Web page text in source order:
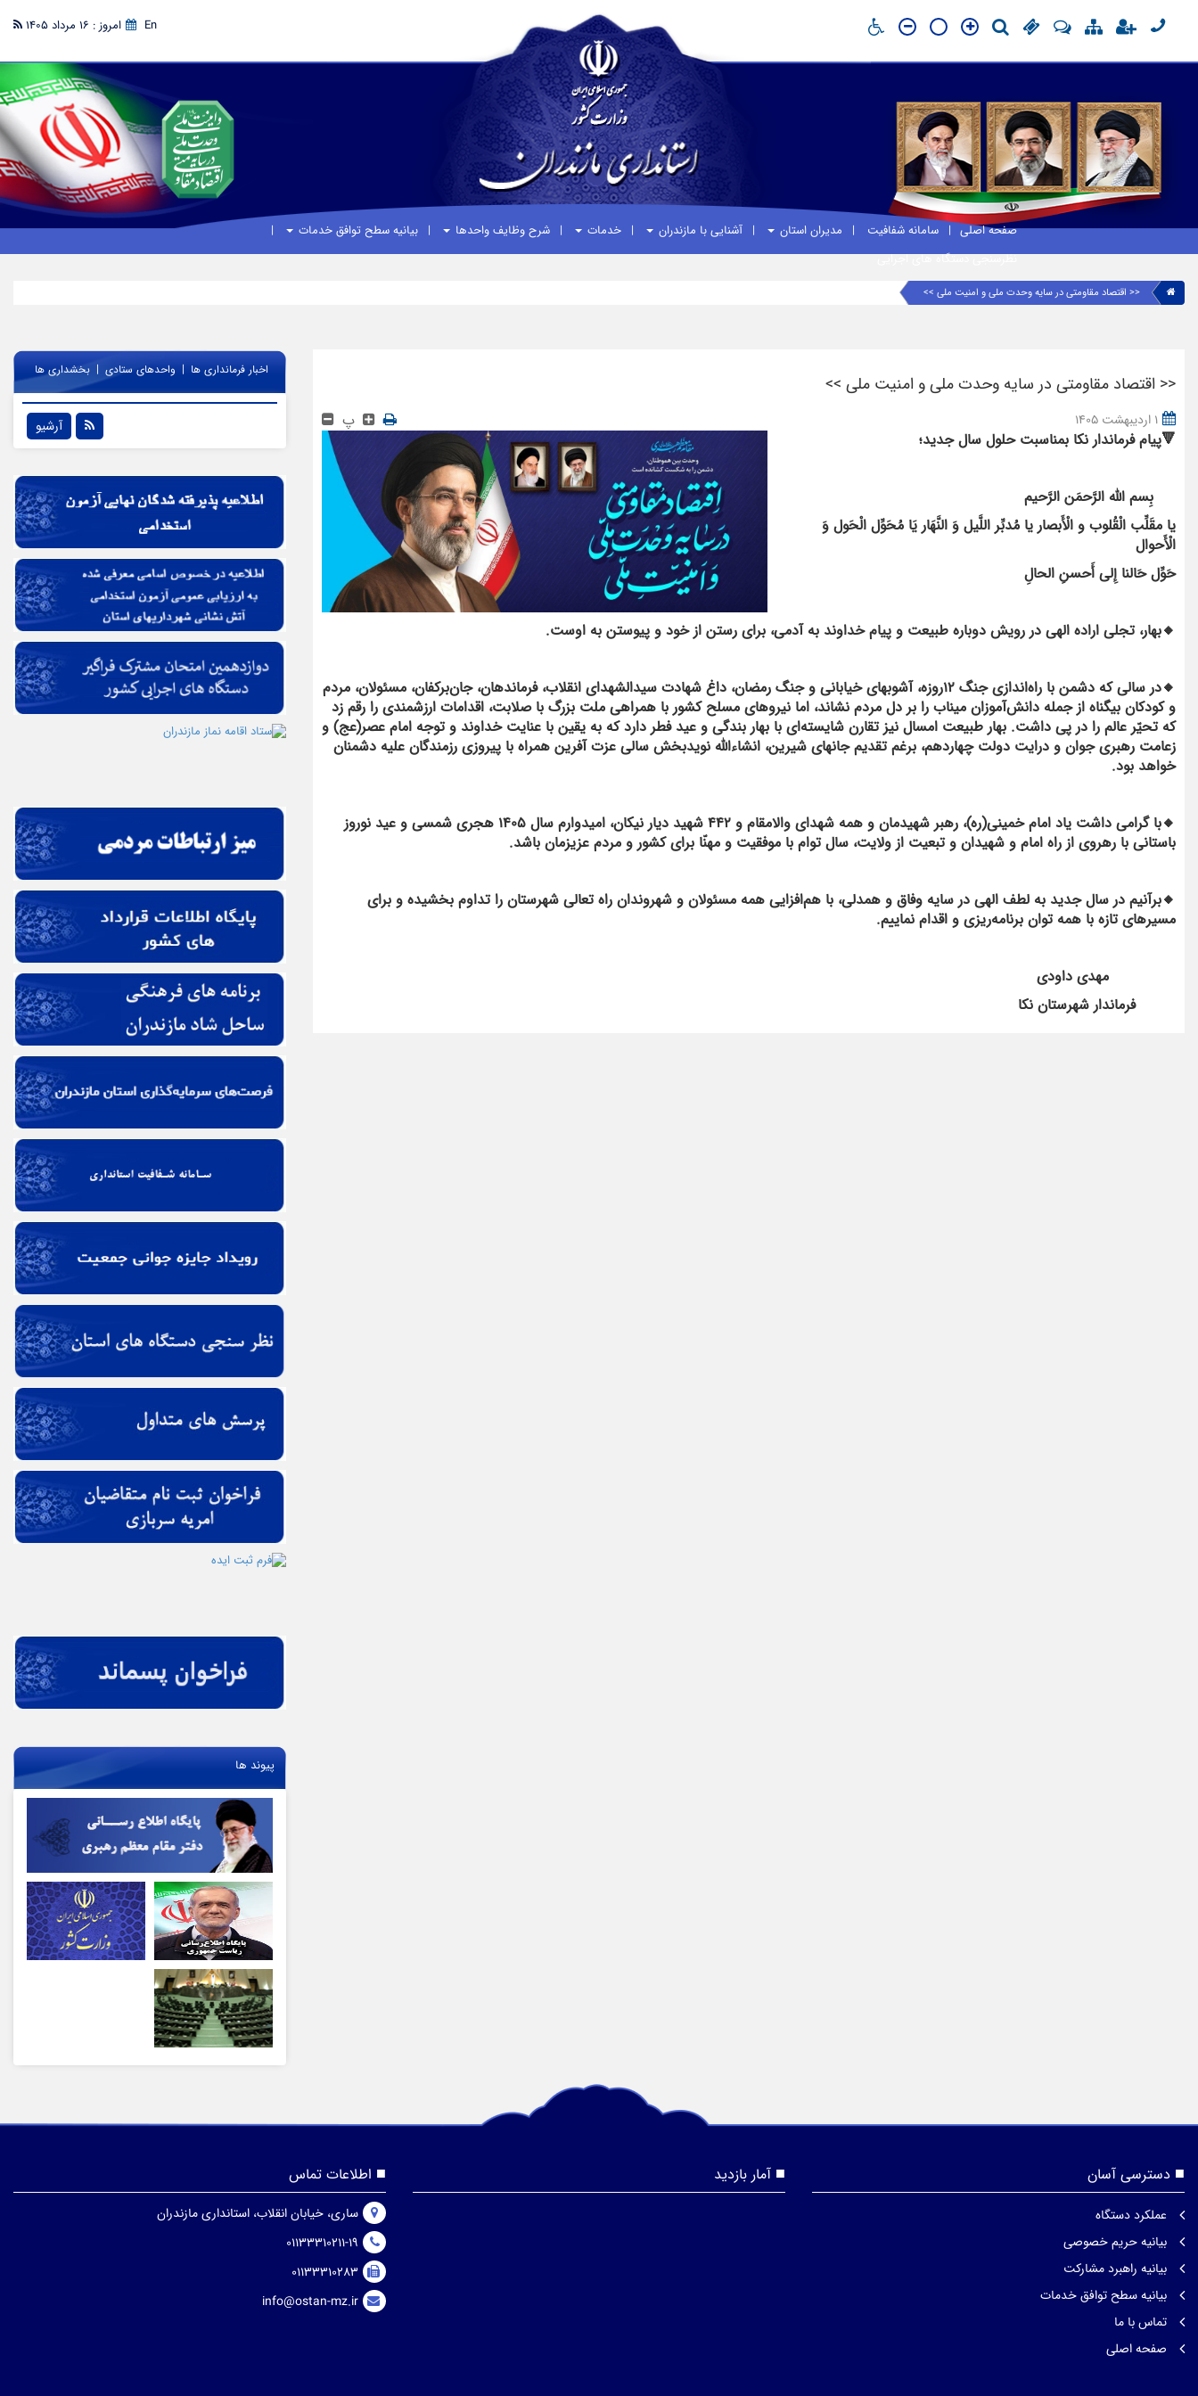
En امروز : 16 مرداد 1405
صفحه اصلی سامانه شفافیت مدیران استان آشنایی با مازندران خدمات شرح وظایف واحدها
بیانیه سطح توافق خدمات
نظرسنجی دستگاه های اجرایی
<< اقتصاد مقاومتی در سایه وحدت ملی و امنیت ملی >>
<< اقتصاد مقاومتی در سایه وحدت ملی و امنیت ملی >>
1 اردیبهشت 1405
پ
🔻پیام‌ فرماندار نکا بمناسبت حلول سال جدید؛
بِسم اللَّه الرَّحمَن الرَّحیم
یا مقَلِّب الْقُلوب و الْأَبصار یا مُدبِّر اللَّیل وَ النَّهَار یَا مُحَوِّل الْحَول وَ
الْأَحوال
حَوِّل حَالنا إِلی أَحسنِ الحالِ
🔸️بهار، تجلی اراده الهی در رویش دوباره طبیعت و پیام خداوند به آدمی، برای رستن از خود و پیوستن به اوست.
🔸در سالی که دشمن با راه‌اندازی جنگ ۱۲روزه، آشوبهای خیابانی و جنگ رمضان، داغ شهادت سیدالشهدای انقلاب، فرماندهان، جان‌برکفان، مسئولان، مردم
و کودکان بیگناه از جمله دانش‌آموزان میناب را بر دل مردم نشاند، اما نیروهای مسلح کشور با همراهی ملت بزرگ با صلابت، اقدامات ارزشمندی را رقم زد
که تحیّر عالم را در پی داشت. بهار طبیعت امسال نیز تقارن شایسته‌ای با بهار بندگی و عید فطر دارد که به یقین با عنایت خداوند و توجه امام عصر(عج) و
زعامت رهبری جوان و درایت دولت چهاردهم، برغم تقدیم جانهای شیرین، انشاءالله نویدبخش سالی عزت آفرین همراه با پیروزی رزمندگان علیه دشمنان
خواهد بود.
🔸با گرامی داشت یاد امام خمینی(ره)، رهبر شهیدمان و همه شهدای والامقام و ۴۴۲ شهید دیار نیکان، امیدوارم سال ۱۴۰۵ هجری شمسی و عید نوروز
باستانی با رهروی از راه امام و شهیدان و تبعیت از ولایت، سال توام با موفقیت و مهنّا برای کشور و مردم عزیزمان باشد.
🔸️برآنیم در سال جدید به لطف الهی در سایه وفاق و همدلی، با هم‌افزایی همه مسئولان و شهروندان راه تعالی شهرستان را تداوم بخشیده و برای
مسیرهای تازه با همه توان برنامه‌ریزی و اقدام نماییم.
مهدی داودی
فرماندار شهرستان نکا
اخبار فرمانداری ها | واحدهای ستادی | بخشداری ها
آرشیو
پیوند ها
دسترسی آسان
عملکرد دستگاه
بیانیه حریم خصوصی
بیانیه راهبرد مشارکت
بیانیه سطح توافق خدمات
تماس با ما
صفحه اصلی
آمار بازدید اطلاعات تماس
ساری، خیابان انقلاب، استانداری مازندران
01133310211-19
01133310283
info@ostan-mz.ir